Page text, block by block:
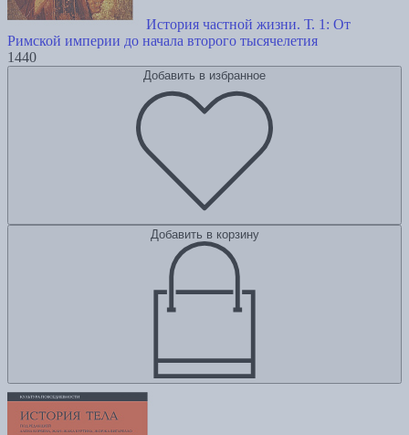
История частной жизни. Т. 1: От
Римской империи до начала второго тысячелетия
1440
Добавить в избранное
Добавить в корзину